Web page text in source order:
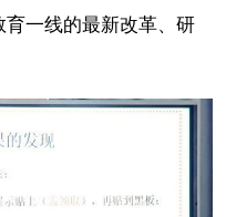
一线的最新改革、研